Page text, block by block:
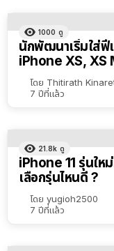
1000 ดู
นักพัฒนาเริ่มใส่ฟี
iPhone XS, XS
โดย Thitirath
7 ปีที่แล้ว
21.8k ดู
iPhone 11 รุ่นให
เลือกรุ่นไหนดี ?
โดย yugioh2500
7 ปีที่แล้ว